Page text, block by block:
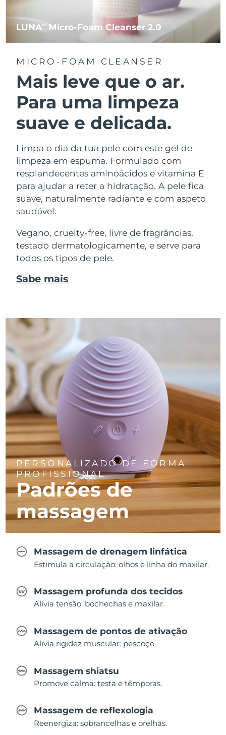
LUNATM Micro-Foam Cleanser 2.0
MICRO-FOAM CLEANSER
Mais leve que o ar.
Para uma limpeza
suave e delicada.
Limpa o dia da tua pele com este gel de
limpeza em espuma. Formulado com
resplandecentes aminoácidos e vitamina E
para ajudar a reter a hidratação. A pele fica
suave, naturalmente radiante e com aspeto
saudável.
Vegano, cruelty-free, livre de fragrâncias,
testado dermatologicamente, e serve para
todos os tipos de pele.
Sabe mais
PERSONALIZADO DE FORMA
PROFISSIONAL
Padrões de
massagem
Massagem de drenagem linfática
Estimula a circulação: olhos e linha do maxilar.
Massagem profunda dos tecidos
Alivia tensão: bochechas e maxilar.
Massagem de pontos de ativação
Alivia rigidez muscular: pescoço.
Massagem shiatsu
Promove calma: testa e têmporas.
Massagem de reflexologia
Reenergiza: sobrancelhas e orelhas.